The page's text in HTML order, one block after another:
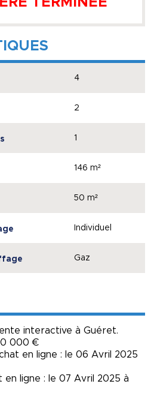
4
2
1
146 m²
50 m²
Individuel
Gaz
interactive à Guéret.
000 €
en ligne : le 06 Avril 2025
en ligne : le 07 Avril 2025 à